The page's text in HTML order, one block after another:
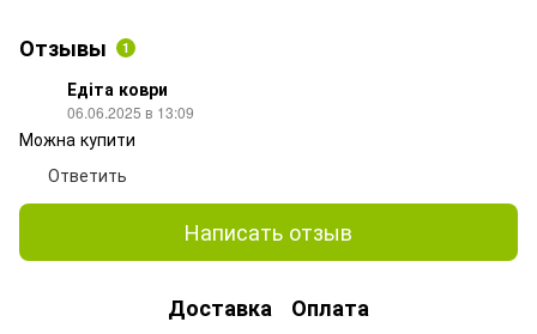
Отзывы 1
Едіта коври
06.06.2025 в 13:09
Можна купити
Ответить
Написать отзыв
Доставка Оплата